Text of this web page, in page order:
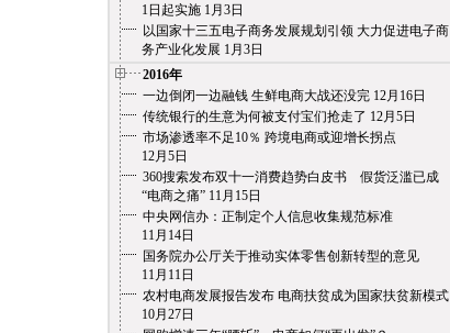
1日起实施 1月3日
以国家十三五电子商务发展规划引领 大力促进电子商
务产业化发展 1月3日
2016年
一边倒闭一边融钱 生鲜电商大战还没完 12月16日
传统银行的生意为何被支付宝们抢走了 12月5日
市场渗透率不足10％ 跨境电商或迎增长拐点
12月5日
360搜索发布双十一消费趋势白皮书 假货泛滥已成
“电商之痛” 11月15日
中央网信办：正制定个人信息收集规范标准
11月14日
国务院办公厅关于推动实体零售创新转型的意见
11月11日
农村电商发展报告发布 电商扶贫成为国家扶贫新模式
10月27日